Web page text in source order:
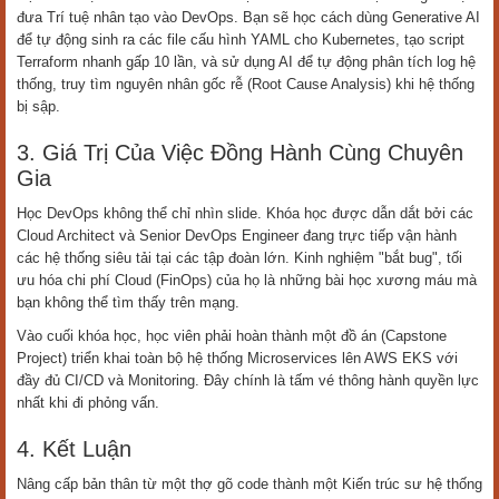
đưa Trí tuệ nhân tạo vào DevOps. Bạn sẽ học cách dùng Generative AI
để tự động sinh ra các file cấu hình YAML cho Kubernetes, tạo script
Terraform nhanh gấp 10 lần, và sử dụng AI để tự động phân tích log hệ
thống, truy tìm nguyên nhân gốc rễ (Root Cause Analysis) khi hệ thống
bị sập.
3. Giá Trị Của Việc Đồng Hành Cùng Chuyên
Gia
Học DevOps không thể chỉ nhìn slide. Khóa học được dẫn dắt bởi các
Cloud Architect và Senior DevOps Engineer đang trực tiếp vận hành
các hệ thống siêu tải tại các tập đoàn lớn. Kinh nghiệm "bắt bug", tối
ưu hóa chi phí Cloud (FinOps) của họ là những bài học xương máu mà
bạn không thể tìm thấy trên mạng.
Vào cuối khóa học, học viên phải hoàn thành một đồ án (Capstone
Project) triển khai toàn bộ hệ thống Microservices lên AWS EKS với
đầy đủ CI/CD và Monitoring. Đây chính là tấm vé thông hành quyền lực
nhất khi đi phỏng vấn.
4. Kết Luận
Nâng cấp bản thân từ một thợ gõ code thành một Kiến trúc sư hệ thống